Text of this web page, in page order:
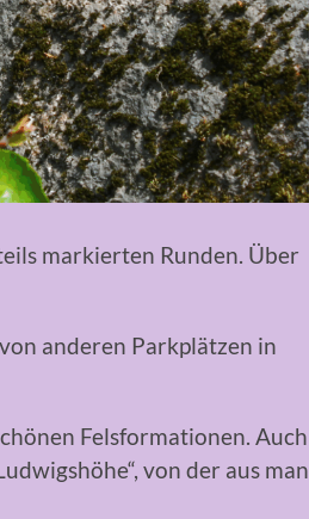
markierten Runden. Über
anderen Parkplätzen in
Felsformationen. Auch
von der aus man